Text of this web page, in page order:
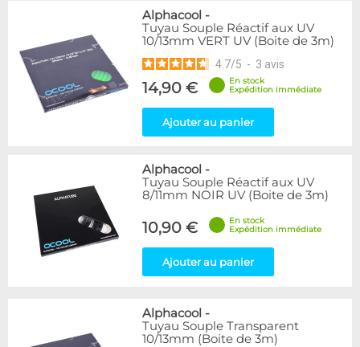
Alphacool -
Tuyau Souple Réactif aux UV
10/13mm VERT UV (Boite de 3m)
4.7/5 - 3 avis
14,90 €
En stock
Expédition immédiate
Ajouter au panier
Alphacool -
Tuyau Souple Réactif aux UV
8/11mm NOIR UV (Boite de 3m)
10,90 €
En stock
Expédition immédiate
Ajouter au panier
Alphacool -
Tuyau Souple Transparent
10/13mm (Boite de 3m)